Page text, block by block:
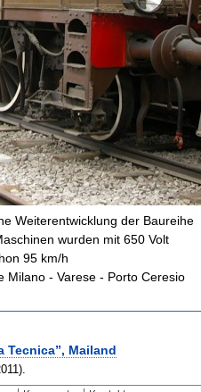
Weiterentwicklung der Baureihe
wurden mit 650 Volt
95 km/h
Milano - Varese - Porto Ceresio
Tecnica”, Mailand